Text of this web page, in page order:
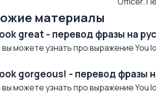
материалы
great - перевод фразы на
можете узнать про выражение You
gorgeous! - перевод фразы
можете узнать про выражение You